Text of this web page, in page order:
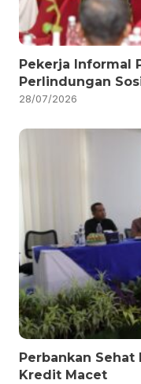
Pekerja Informal
Perlindungan
28/07/2026
Perbankan Sehat
Kredit Macet